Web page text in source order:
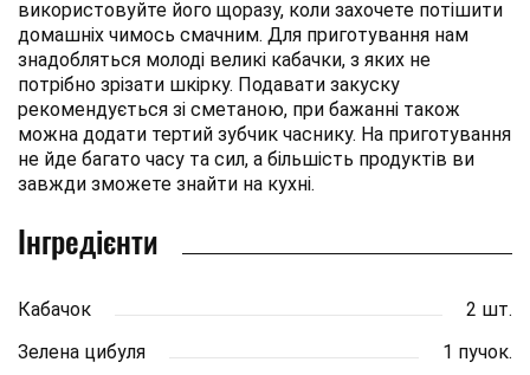
використовуйте його щоразу, коли захочете потішити
домашніх чимось смачним. Для приготування нам
знадобляться молоді великі кабачки, з яких не
потрібно зрізати шкірку. Подавати закуску
рекомендується зі сметаною, при бажанні також
можна додати тертий зубчик часнику. На приготування
не йде багато часу та сил, а більшість продуктів ви
завжди зможете знайти на кухні.
Інгредієнти
Кабачок
2 шт.
Зелена цибуля
1 пучок.